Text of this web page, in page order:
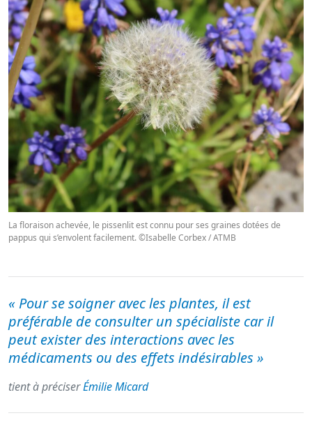
La floraison achevée, le pissenlit est connu pour ses graines dotées de
pappus qui s’envolent facilement. ©Isabelle Corbex / ATMB
« Pour se soigner avec les plantes, il est
préférable de consulter un spécialiste car il
peut exister des interactions avec les
médicaments ou des effets indésirables »
tient à préciserÉmilie Micard